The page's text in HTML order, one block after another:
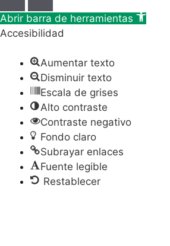
Abrir barra de herramientas
Accesibilidad
Aumentar texto
Disminuir texto
Escala de grises
Alto contraste
Contraste negativo
Fondo claro
Subrayar enlaces
Fuente legible
Restablecer